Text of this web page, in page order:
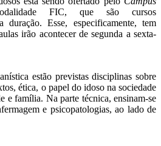
FIC, que são cursos
duração. Esse, especificamente, tem
irão acontecer de segunda a sexta-
estão previstas disciplinas sobre
ética, o papel do idoso na sociedade
e família. Na parte técnica, ensinam-se
e psicopatologias, ao lado de